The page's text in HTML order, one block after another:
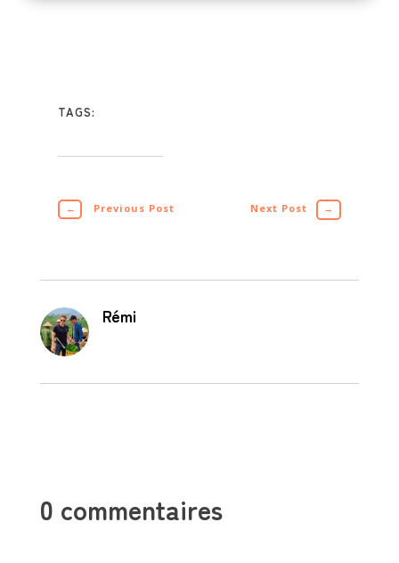
TAGS:
← Previous Post Next Post →
Rémi
0 commentaires